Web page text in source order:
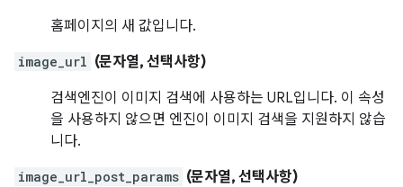
홈페이지의 새 값입니다.
image_url (문자열, 선택사항)
검색엔진이 이미지 검색에 사용하는 URL입니다. 이 속성
을 사용하지 않으면 엔진이 이미지 검색을 지원하지 않습
니다.
image_url_post_params (문자열, 선택사항)